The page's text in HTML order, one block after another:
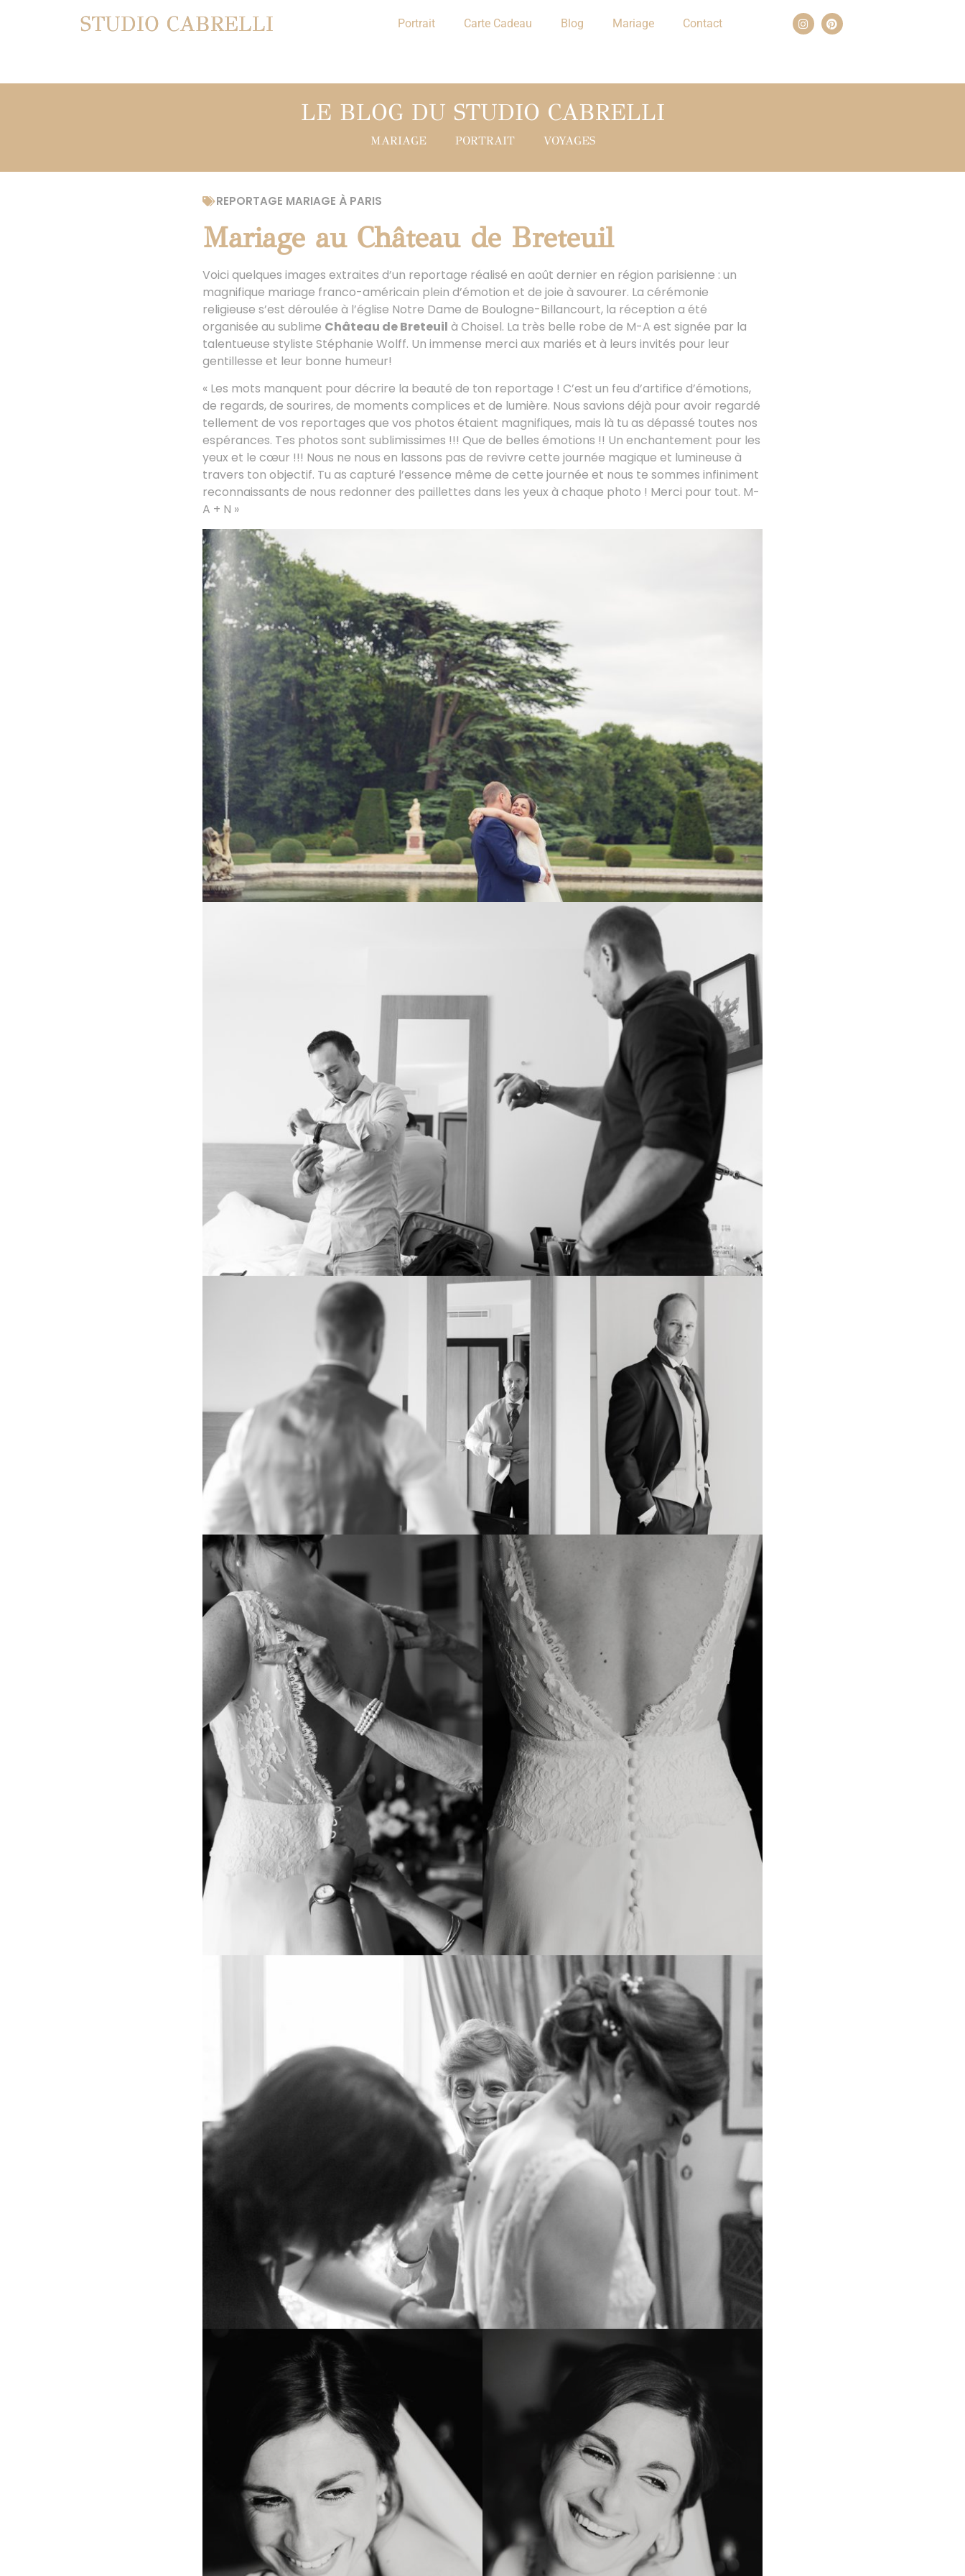
STUDIO CABRELLI Portrait Carte Cadeau Blog Mariage Contact
LE BLOG DU STUDIO CABRELLI
MARIAGE PORTRAIT VOYAGES
REPORTAGE MARIAGE À PARIS
Mariage au Château de Breteuil
Voici quelques images extraites d’un reportage réalisé en août dernier en région parisienne : un
magnifique mariage franco-américain plein d’émotion et de joie à savourer. La cérémonie
religieuse s’est déroulée à l’église Notre Dame de Boulogne-Billancourt, la réception a été
organisée au sublime Château de Breteuil à Choisel. La très belle robe de M-A est signée par la
talentueuse styliste Stéphanie Wolff. Un immense merci aux mariés et à leurs invités pour leur
gentillesse et leur bonne humeur!
« Les mots manquent pour décrire la beauté de ton reportage ! C’est un feu d’artifice d’émotions,
de regards, de sourires, de moments complices et de lumière. Nous savions déjà pour avoir regardé
tellement de vos reportages que vos photos étaient magnifiques, mais là tu as dépassé toutes nos
espérances. Tes photos sont sublimissimes !!! Que de belles émotions !! Un enchantement pour les
yeux et le cœur !!! Nous ne nous en lassons pas de revivre cette journée magique et lumineuse à
travers ton objectif. Tu as capturé l’essence même de cette journée et nous te sommes infiniment
reconnaissants de nous redonner des paillettes dans les yeux à chaque photo ! Merci pour tout. M-
A + N »